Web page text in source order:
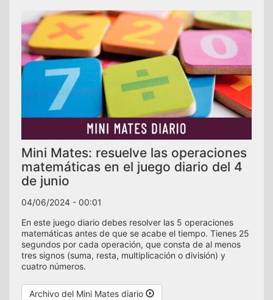
Mini Mates: resuelve las operaciones
matemáticas en el juego diario del 4
de junio
04/06/2024 - 00:01
En este juego diario debes resolver las 5 operaciones
matemáticas antes de que se acabe el tiempo. Tienes 25
segundos por cada operación, que consta de al menos
tres signos (suma, resta, multiplicación o división) y
cuatro números.
Archivo del Mini Mates diario